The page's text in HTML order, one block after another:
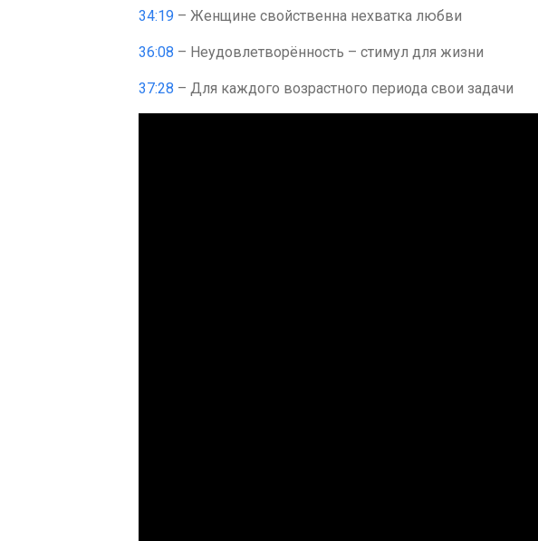
34:19 – Женщине свойственна нехватка любви
36:08 – Неудовлетворённость – стимул для жизни
37:28 – Для каждого возрастного периода свои задачи